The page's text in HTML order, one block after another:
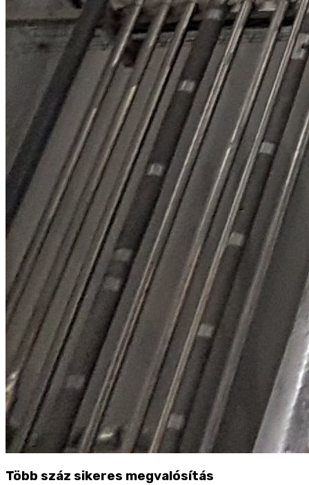
Több száz sikeres megvalósítás